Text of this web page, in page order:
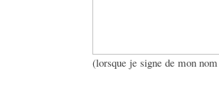
(lorsque je signe de mon